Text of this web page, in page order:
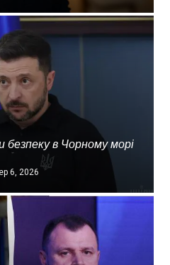
безпеку в Чорному морі
6, 2026